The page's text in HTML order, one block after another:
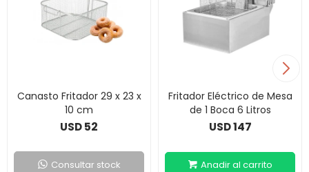
Canasto Fritador 29 x 23 x
10 cm
USD52
Consultar stock
Fritador Eléctrico de Mesa
de 1 Boca 6 Litros
USD147